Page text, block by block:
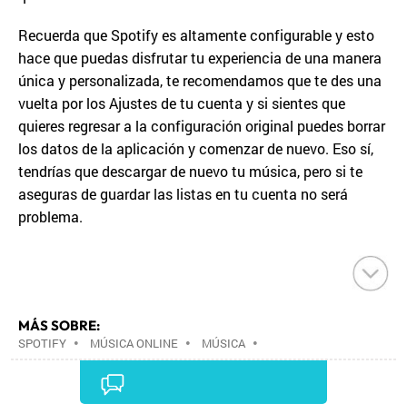
Recuerda que Spotify es altamente configurable y esto
hace que puedas disfrutar tu experiencia de una manera
única y personalizada, te recomendamos que te des una
vuelta por los Ajustes de tu cuenta y si sientes que
quieres regresar a la configuración original puedes borrar
los datos de la aplicación y comenzar de nuevo. Eso sí,
tendrías que descargar de nuevo tu música, pero si te
aseguras de guardar las listas en tu cuenta no será
problema.
MÁS SOBRE:
SPOTIFY • MÚSICA ONLINE • MÚSICA •
•INTERNET•ECONOMÍA•
TELECOMUNICACIONES